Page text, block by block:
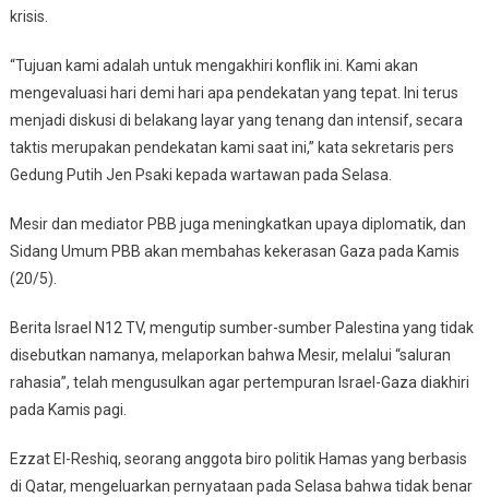
krisis.
“Tujuan kami adalah untuk mengakhiri konflik ini. Kami akan
mengevaluasi hari demi hari apa pendekatan yang tepat. Ini terus
menjadi diskusi di belakang layar yang tenang dan intensif, secara
taktis merupakan pendekatan kami saat ini,” kata sekretaris pers
Gedung Putih Jen Psaki kepada wartawan pada Selasa.
Mesir dan mediator PBB juga meningkatkan upaya diplomatik, dan
Sidang Umum PBB akan membahas kekerasan Gaza pada Kamis
(20/5).
Berita Israel N12 TV, mengutip sumber-sumber Palestina yang tidak
disebutkan namanya, melaporkan bahwa Mesir, melalui “saluran
rahasia”, telah mengusulkan agar pertempuran Israel-Gaza diakhiri
pada Kamis pagi.
Ezzat El-Reshiq, seorang anggota biro politik Hamas yang berbasis
di Qatar, mengeluarkan pernyataan pada Selasa bahwa tidak benar